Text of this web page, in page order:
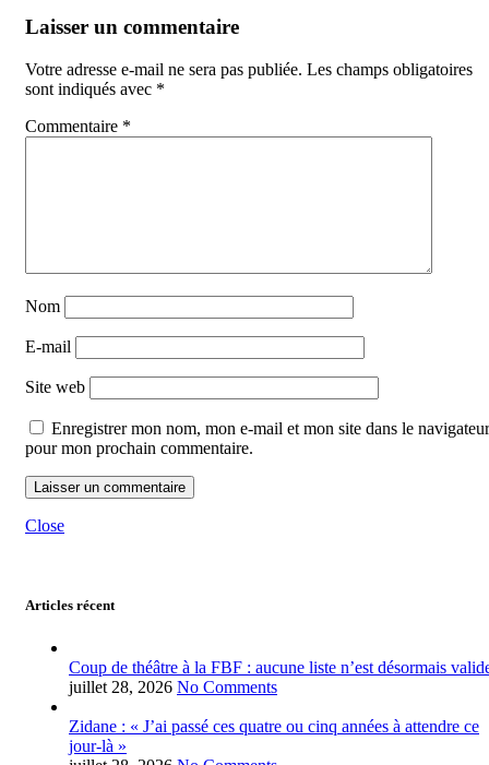
Laisser un commentaire
Votre adresse e-mail ne sera pas publiée. Les champs obligatoires
sont indiqués avec *
Commentaire *
Nom
E-mail
Site web
Enregistrer mon nom, mon e-mail et mon site dans le navigateur
pour mon prochain commentaire.
Close
Articles récent
Coup de théâtre à la FBF : aucune liste n’est désormais
juillet 28, 2026 No Comments
Zidane : « J’ai passé ces quatre ou cinq années à attendre ce
jour-là »